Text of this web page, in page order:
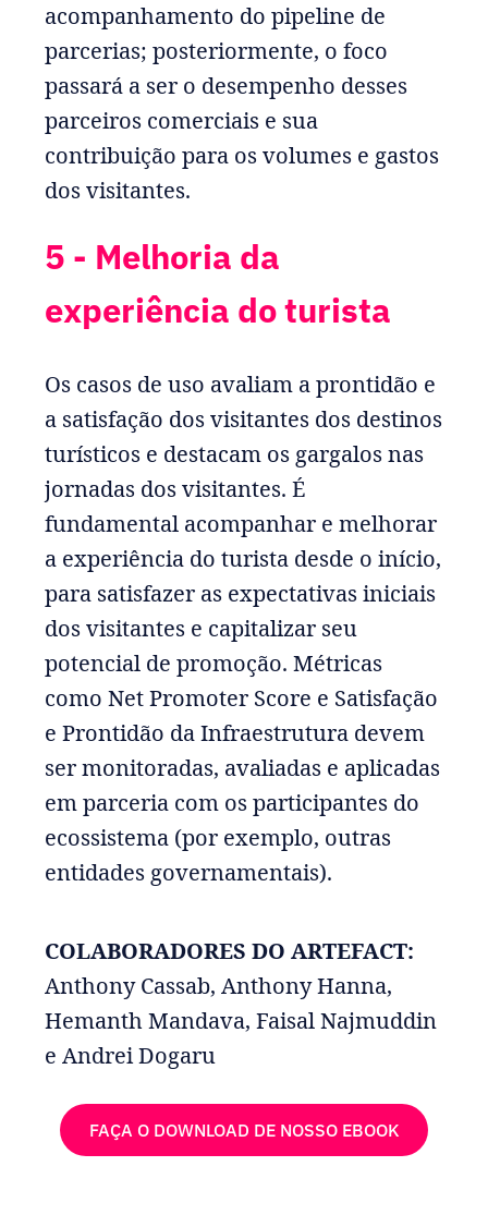
acompanhamento do pipeline de
parcerias; posteriormente, o foco
passará a ser o desempenho desses
parceiros comerciais e sua
contribuição para os volumes e gastos
dos visitantes.
5 - Melhoria da
experiência do turista
Os casos de uso avaliam a prontidão e
a satisfação dos visitantes dos destinos
turísticos e destacam os gargalos nas
jornadas dos visitantes. É
fundamental acompanhar e melhorar
a experiência do turista desde o início,
para satisfazer as expectativas iniciais
dos visitantes e capitalizar seu
potencial de promoção. Métricas
como Net Promoter Score e Satisfação
e Prontidão da Infraestrutura devem
ser monitoradas, avaliadas e aplicadas
em parceria com os participantes do
ecossistema (por exemplo, outras
entidades governamentais).
COLABORADORES DO ARTEFACT:
Anthony Cassab, Anthony Hanna,
Hemanth Mandava, Faisal Najmuddin
e Andrei Dogaru
FAÇA O DOWNLOAD DE NOSSO EBOOK